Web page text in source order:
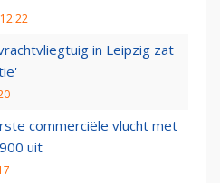
in Leipzig zat
commerciële vlucht met
uit